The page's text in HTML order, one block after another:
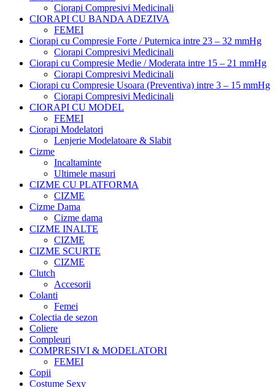
Ciorapi Compresivi Medicinali
CIORAPI CU BANDA ADEZIVA
FEMEI
Ciorapi cu Compresie Forte / Puternica intre 23 – 32 mmHg
Ciorapi Compresivi Medicinali
Ciorapi cu Compresie Medie / Moderata intre 15 – 21 mmHg
Ciorapi Compresivi Medicinali
Ciorapi cu Compresie Usoara (Preventiva) intre 3 – 15 mmHg
Ciorapi Compresivi Medicinali
CIORAPI CU MODEL
FEMEI
Ciorapi Modelatori
Lenjerie Modelatoare & Slabit
Cizme
Incaltaminte
Ultimele masuri
CIZME CU PLATFORMA
CIZME
Cizme Dama
Cizme dama
CIZME INALTE
CIZME
CIZME SCURTE
CIZME
Clutch
Accesorii
Colanti
Femei
Colectia de sezon
Coliere
Compleuri
COMPRESIVI & MODELATORI
FEMEI
Copii
Costume Sexy